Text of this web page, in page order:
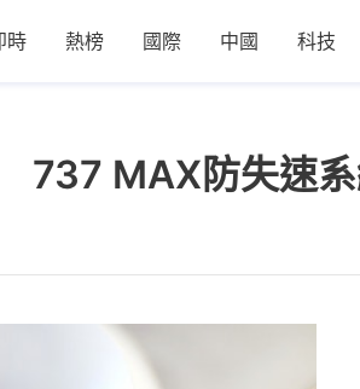
時 熱榜 國際 中國 科技
737 MAX防失速